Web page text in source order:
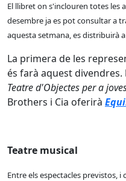
El llibret on s'inclouren totes les
desembre ja es pot consultar a
aquesta setmana, es distribuirà
La primera de les
és farà aquest divendres.
Teatre d'Objectes per a
Brothers i Cia oferirà
Teatre musical
Entre els espectacles previstos,